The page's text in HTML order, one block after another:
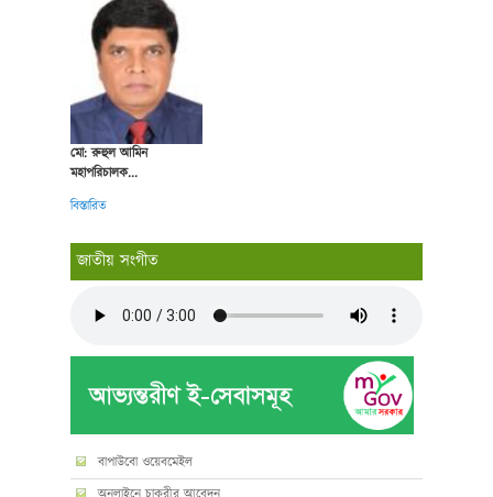
মো: রুহুল আমিন
মহাপরিচালক...
বিস্তারিত
জাতীয় সংগীত
বাপাউবো ওয়েবমেইল